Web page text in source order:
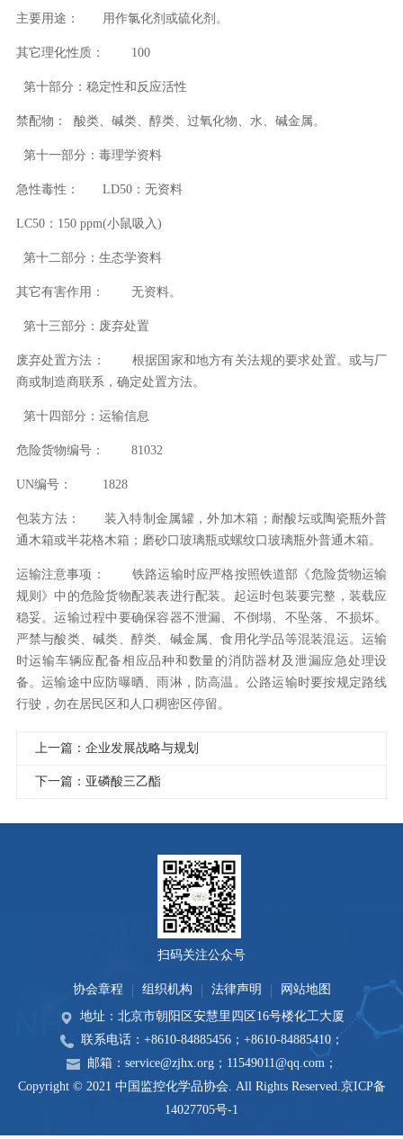
主要用途： 用作氯化剂或硫化剂。
其它理化性质： 100
第十部分：稳定性和反应活性
禁配物： 酸类、碱类、醇类、过氧化物、水、碱金属。
第十一部分：毒理学资料
急性毒性： LD50：无资料
LC50：150 ppm(小鼠吸入)
第十二部分：生态学资料
其它有害作用： 无资料。
第十三部分：废弃处置
废弃处置方法：
根据国家和地方有关法规的要求处置。或与厂
商或制造商联系，确定处置方法。
第十四部分：运输信息
危险货物编号： 81032
UN编号： 1828
包装方法：
装入特制金属罐，外加木箱；耐酸坛或陶瓷瓶外普
通木箱或半花格木箱；磨砂口玻璃瓶或螺纹口玻璃瓶外普通木箱。
运输注意事项：
铁路运输时应严格按照铁道部《危险货物运输
规则》中的危险货物配装表进行配装。起运时包装要完整，装载应
稳妥。运输过程中要确保容器不泄漏、不倒塌、不坠落、不损坏。
严禁与酸类、碱类、醇类、碱金属、食用化学品等混装混运。运输
时运输车辆应配备相应品种和数量的消防器材及泄漏应急处理设
备。运输途中应防曝晒、雨淋，防高温。公路运输时要按规定路线
行驶，勿在居民区和人口稠密区停留。
上一篇：企业发展战略与规划
下一篇：亚磷酸三乙酯
扫码关注公众号
协会章程 组织机构 法律声明
网站地图
地址：北京市朝阳区安慧里四区16号楼化工大厦
联系电话：+8610-84885456；+8610-84885410；
邮箱：service@zjhx.org；11549011@qq.com；
Copyright © 2021 中国监控化学品协会. All Rights Reserved.京ICP备
14027705号-1